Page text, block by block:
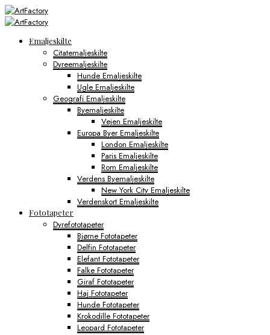
Emaljeskilte
Citatemaljeskilte
Dyreemaljeskilte
Hunde Emaljeskilte
Ugle Emaljeskilte
Geografi Emaljeskilte
Byemaljeskilte
Vejen Emaljeskilte
Europa Byer Emaljeskilte
London Emaljeskilte
Paris Emaljeskilte
Rom Emaljeskilte
Verdens Byemaljeskilte
New York City Emaljeskilte
Verdenskort Emaljeskilte
Fototapeter
Dyrefototapeter
Bjørne Fototapeter
Delfin Fototapeter
Elefant Fototapeter
Falke Fototapeter
Giraf Fototapeter
Haj Fototapeter
Hunde Fototapeter
Krokodille Fototapeter
Leopard Fototapeter